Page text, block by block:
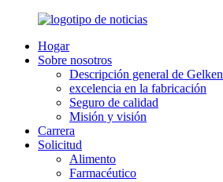
Hogar
Sobre nosotros
Descripción general de Gelken
excelencia en la fabricación
Seguro de calidad
Misión y visión
Carrera
Solicitud
Alimento
Farmacéutico